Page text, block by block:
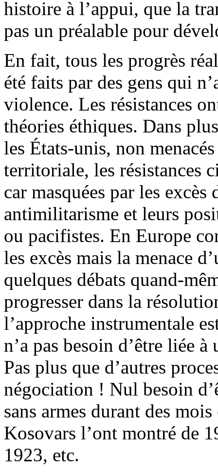
histoire à l’appui, que la
pas un préalable pour
En fait, tous les progrès
été faits par des gens qui
violence. Les résistances
théories éthiques. Dans
les États-unis, non
territoriale, les résistances
car masquées par les
antimilitarisme et leurs
ou pacifistes. En Europe
les excès mais la menace
quelques débats quand-
progresser dans la
l’approche instrumentale
n’a pas besoin d’être liée
Pas plus que d’autres
négociation ! Nul besoin
sans armes durant des
Kosovars l’ont montré de
1923, etc.